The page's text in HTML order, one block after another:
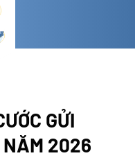
GỬI
NĂM 2026